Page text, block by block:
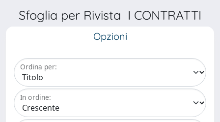
Sfoglia per Rivista I CONTRATTI
Opzioni
Ordina per:
In ordine: